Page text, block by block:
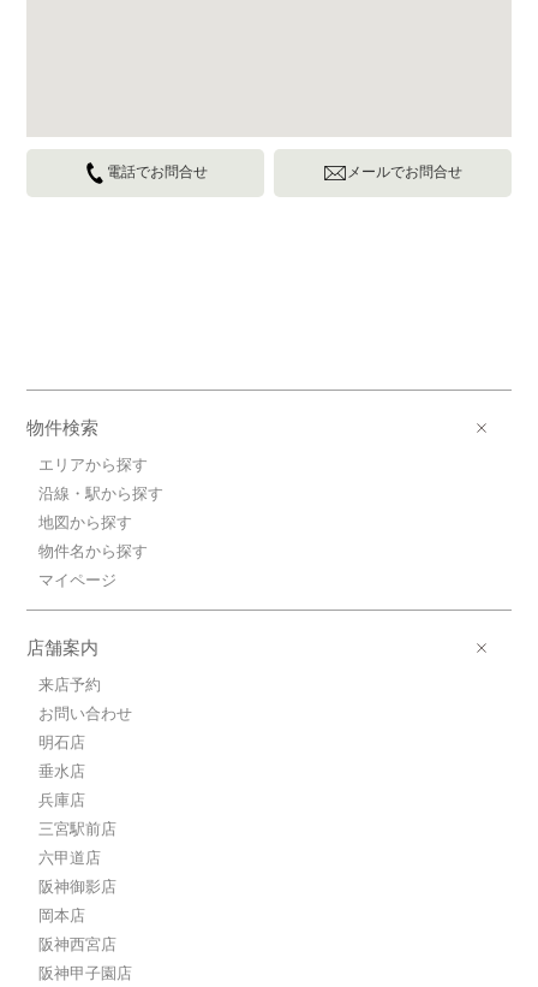
電話でお問合せ メールでお問合せ
物件検索
エリアから探す
沿線・駅から探す
地図から探す
物件名から探す
マイページ
店舗案内
来店予約
お問い合わせ
明石店
垂水店
兵庫店
三宮駅前店
六甲道店
阪神御影店
岡本店
阪神西宮店
阪神甲子園店